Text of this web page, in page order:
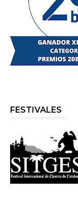
FESTIVALES